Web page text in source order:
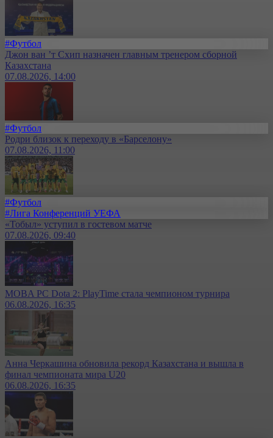
#Футбол
Джон ван ’т Схип назначен главным тренером сборной
Казахстана
07.08.2026, 14:00
#Футбол
Родри близок к переходу в «Барселону»
07.08.2026, 11:00
#Футбол
#Лига Конференций УЕФА
«Тобыл» уступил в гостевом матче
07.08.2026, 09:40
MOBA PC Dota 2: PlayTime стала чемпионом турнира
06.08.2026, 16:35
Анна Черкашина обновила рекорд Казахстана и вышла в
финал чемпионата мира U20
06.08.2026, 16:35